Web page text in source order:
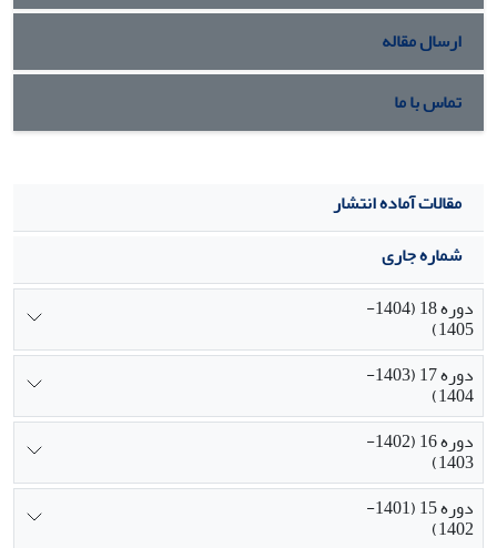
ارسال مقاله
تماس با ما
مقالات آماده انتشار
شماره جاری
دوره 18 (1404-
1405)
دوره 17 (1403-
1404)
دوره 16 (1402-
1403)
دوره 15 (1401-
1402)